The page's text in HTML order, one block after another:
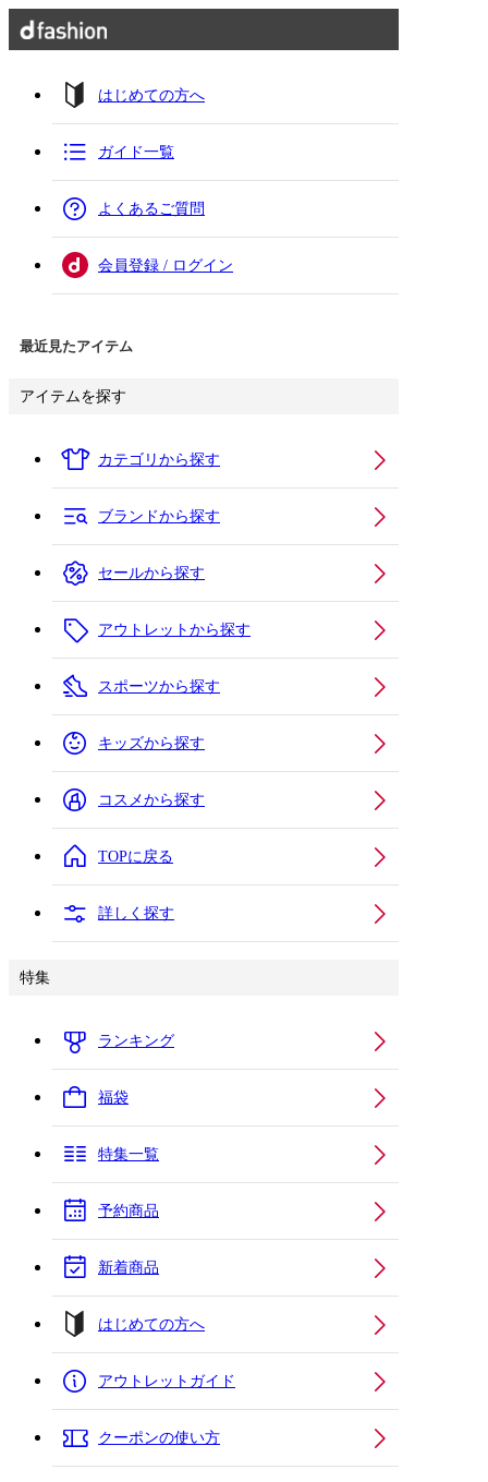
はじめての方へ
ガイド一覧
よくあるご質問
会員登録 / ログイン
最近見たアイテム
アイテムを探す
カテゴリから探す
ブランドから探す
セールから探す
アウトレットから探す
スポーツから探す
キッズから探す
コスメから探す
TOPに戻る
詳しく探す
特集
ランキング
福袋
特集一覧
予約商品
新着商品
はじめての方へ
アウトレットガイド
クーポンの使い方